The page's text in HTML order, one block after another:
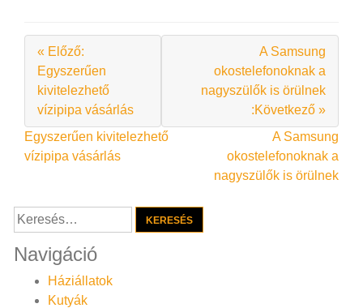
« Előző:
Egyszerűen
kivitelezhető
vízipipa vásárlás
A Samsung
okostelefonoknak a
nagyszülők is örülnek
:Következő »
Bejegyzés
navigáció
Egyszerűen kivitelezhető
vízipipa vásárlás
A Samsung
okostelefonoknak a
nagyszülők is örülnek
Keresés:
Navigáció
Háziállatok
Kutyák